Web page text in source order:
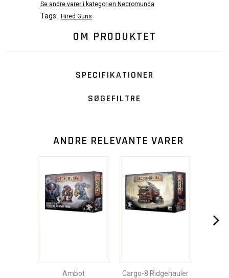
Se andre varer i kategorien Necromunda
Tags: Hired Guns
OM PRODUKTET
SPECIFIKATIONER
SØGEFILTRE
ANDRE RELEVANTE VARER
Ambot Cargo-8 Ridgehauler